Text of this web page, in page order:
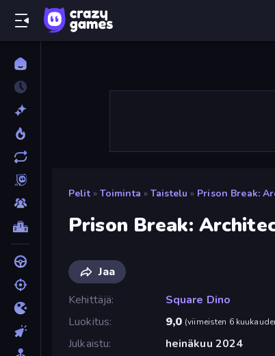
Pelit » Toiminta » Taistelu » Prison Break:
Prison Break:
Jaa
Kehittäjä
Square Dino
Luokitus
9,0 (viimeisten 6
Julkaistu
heinäkuu 2024